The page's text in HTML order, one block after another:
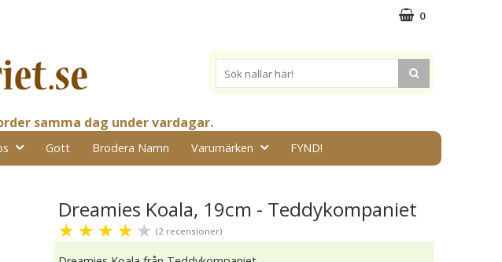
0
samma dag under vardagar.
Gott Brodera Namn Varumärken FYND!
Dreamies Koala, 19cm - Teddykompaniet
★ ★ ★ ★ ★ (2 recensioner)